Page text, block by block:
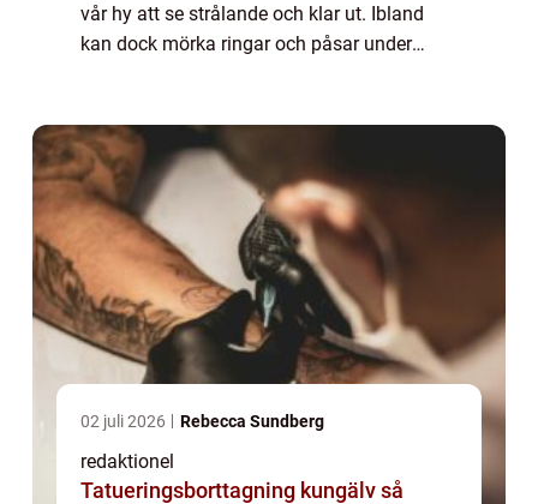
vår hy att se strålande och klar ut. Ibland
kan dock mörka ringar och påsar under
...
02 juli 2026 Rebecca Sundberg
redaktionel
Tatueringsborttagning kungälv så